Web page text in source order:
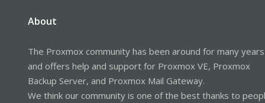
About
The Proxmox community has been around for many years
and offers help and support for Proxmox VE, Proxmox
Backup Server, and Proxmox Mail Gateway.
We think our community is one of the best thanks to